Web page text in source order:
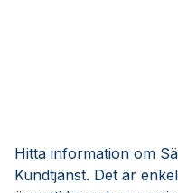
Hitta information om
Kundtjänst. Det är